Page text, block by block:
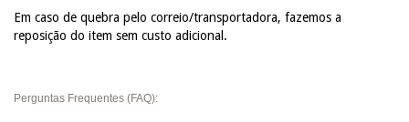
Em caso de quebra pelo correio/transportadora, fazemos a
reposição do item sem custo adicional.
Perguntas Frequentes (FAQ):